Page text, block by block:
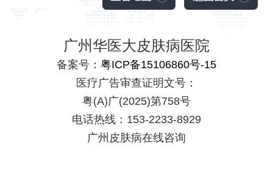
广州华医大皮肤病医院
备案号： 粤ICP备15106860号-15
医疗广告审查证明文号：
粤(A)广(2025)第758号
电话热线：153-2233-8929
广州皮肤病在线咨询